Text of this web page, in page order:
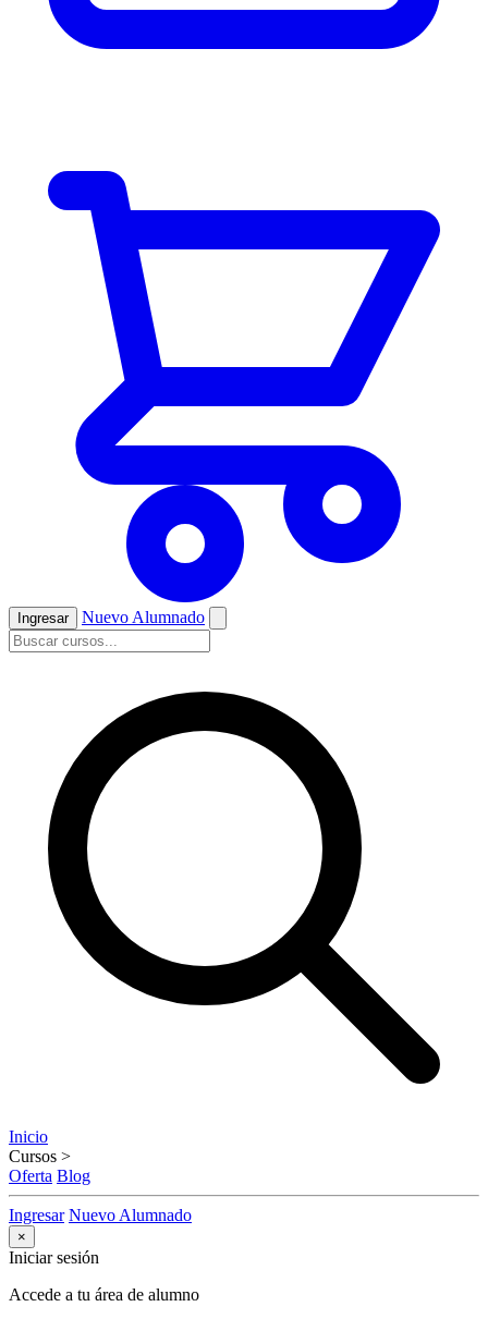
Ingresar Nuevo Alumnado
Inicio
Cursos >
Oferta Blog
Ingresar Nuevo Alumnado
×
Iniciar sesión
Accede a tu área de alumno